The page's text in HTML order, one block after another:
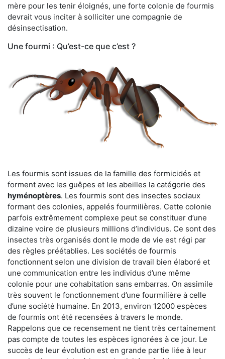
mère pour les tenir éloignés, une forte colonie de fourmis
devrait vous inciter à solliciter une compagnie de
désinsectisation.
Une fourmi : Qu’est-ce que c’est ?
Les fourmis sont issues de la famille des formicidés et
forment avec les guêpes et les abeilles la catégorie des
hyménoptères. Les fourmis sont des insectes sociaux
formant des colonies, appelés fourmilières. Cette colonie
parfois extrêmement complexe peut se constituer d’une
dizaine voire de plusieurs millions d’individus. Ce sont des
insectes très organisés dont le mode de vie est régi par
des règles préétablies. Les sociétés de fourmis
fonctionnent selon une division de travail bien élaboré et
une communication entre les individus d’une même
colonie pour une cohabitation sans embarras. On assimile
très souvent le fonctionnement d’une fourmilière à celle
d’une société humaine. En 2013, environ 12000 espèces
de fourmis ont été recensées à travers le monde.
Rappelons que ce recensement ne tient très certainement
pas compte de toutes les espèces ignorées à ce jour. Le
succès de leur évolution est en grande partie liée à leur